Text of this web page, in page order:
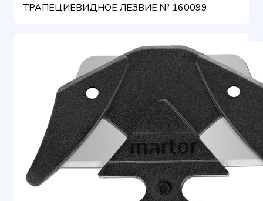
ТРАПЕЦИЕВИДНОЕ ЛЕЗВИЕ № 160099